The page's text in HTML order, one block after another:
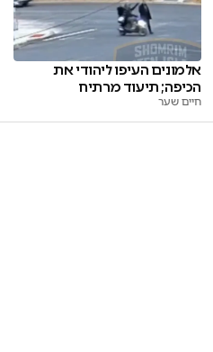
אלמונים העיפו ליהודי את
הכיפה; תיעוד מרתיח
חיים שער